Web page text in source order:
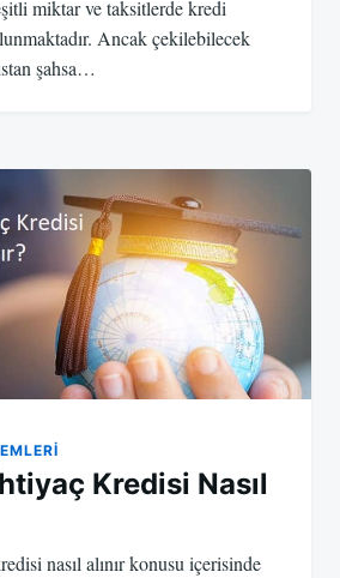
miktar ve taksitlerde kredi
Ancak çekilebilecek
şahsa…
Kredisi Nasıl
nasıl alınır konusu içerisinde